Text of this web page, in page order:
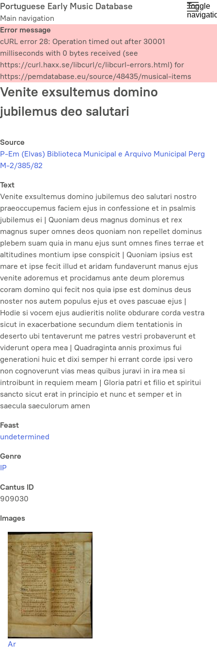
Skip
to
main
content
Portuguese Early Music Database
Main navigation
Toggle
Error message
cURL error 28: Operation timed out after 30001
milliseconds with 0 bytes received (see
https://curl.haxx.se/libcurl/c/libcurl-errors.html) for
https://pemdatabase.eu/source/48435/musical-items
Venite exsultemus domino
jubilemus deo salutari
Source
P-Em (Elvas) Biblioteca Municipal e Arquivo Municipal Perg
M-2/385/82
Text
Venite exsultemus domino jubilemus deo salutari nostro
praeoccupemus faciem ejus in confessione et in psalmis
jubilemus ei | Quoniam deus magnus dominus et rex
magnus super omnes deos quoniam non repellet dominus
plebem suam quia in manu ejus sunt omnes fines terrae et
altitudines montium ipse conspicit | Quoniam ipsius est
mare et ipse fecit illud et aridam fundaverunt manus ejus
venite adoremus et procidamus ante deum ploremus
coram domino qui fecit nos quia ipse est dominus deus
noster nos autem populus ejus et oves pascuae ejus |
Hodie si vocem ejus audieritis nolite obdurare corda vestra
sicut in exacerbatione secundum diem tentationis in
deserto ubi tentaverunt me patres vestri probaverunt et
viderunt opera mea | Quadraginta annis proximus fui
generationi huic et dixi semper hi errant corde ipsi vero
non cognoverunt vias meas quibus juravi in ira mea si
introibunt in requiem meam | Gloria patri et filio et spiritui
sancto sicut erat in principio et nunc et semper et in
saecula saeculorum amen
Feast
undetermined
Genre
IP
Cantus ID
909030
Images
Ar